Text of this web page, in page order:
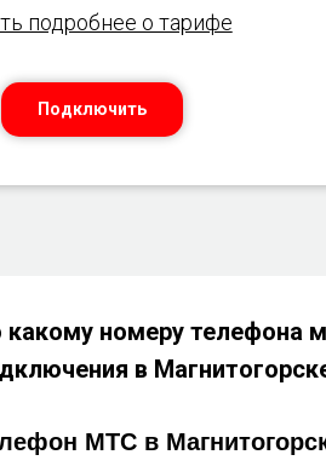
подробнее о тарифе
Подключить
МТС в
какому номеру телефона
в